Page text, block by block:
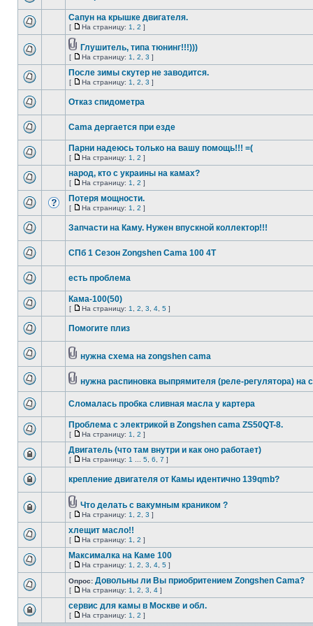
Сапун на крышке двигателя.
[ На страницу: 1 2 ]
Глушитель, типа тюнинг!!!)))
[ На страницу: 1 2 3 ]
После зимы скутер не заводится.
[ На страницу: 1 2 3 ]
Отказ спидометра
Cama дергается при езде
Парни надеюсь только на вашу помощь!!! =(
[ На страницу: 1 2 ]
народ, кто с украины на камах?
[ На страницу: 1 2 ]
Потеря мощности.
[ На страницу: 1 2 ]
Запчасти на Каму. Нужен впускной коллектор!!!
СПб 1 Сезон Zongshen Cama 100 4T
есть проблема
Кама-100(50)
[ На страницу: 1 2 3 4 5 ]
Помогите плиз
нужна схема на zongshen cama
нужна распиновка выпрямителя (реле-регулятора) на
Сломалась пробка сливная масла у картера
Проблема с электрикой в Zongshen cama ZS50QT-8.
[ На страницу: 1 2 ]
Двигатель (что там внутри и как оно работает)
[ На страницу: 1 5 6 7 ]
крепление двигателя от Камы идентично 139qmb?
Что делать с вакумным краником ?
[ На страницу: 1 2 3 ]
хлещит масло!!
[ На страницу: 1 2 ]
Максималка на Каме 100
[ На страницу: 1 2 3 4 5 ]
Опрос: Довольны ли Вы приобритением Zongshen Cama?
[ На страницу: 1 2 3 4 ]
сервис для камы в Москве и обл.
[ На страницу: 1 2 ]